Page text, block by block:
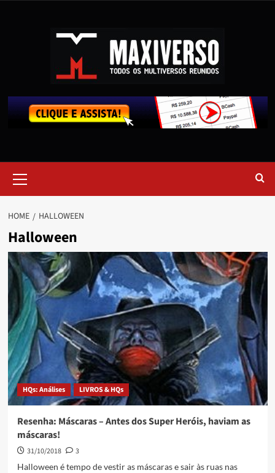
HOME HALLOWEEN
Halloween
HQs: Análises LIVROS & HQs
Resenha: Máscaras – Antes dos Super Heróis, haviam as
máscaras!
31/10/2018
3
Halloween é tempo de vestir as máscaras e sair às ruas nas